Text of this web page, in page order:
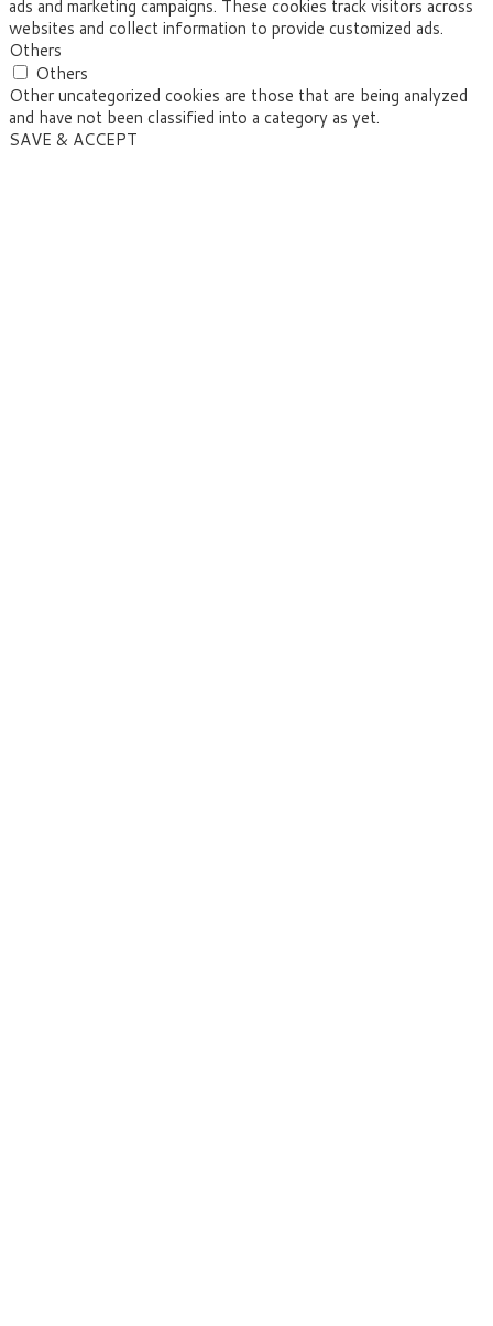
ads and marketing campaigns. These cookies track visitors across
websites and collect information to provide customized ads.
Others
Others
Other uncategorized cookies are those that are being analyzed
and have not been classified into a category as yet.
SAVE & ACCEPT